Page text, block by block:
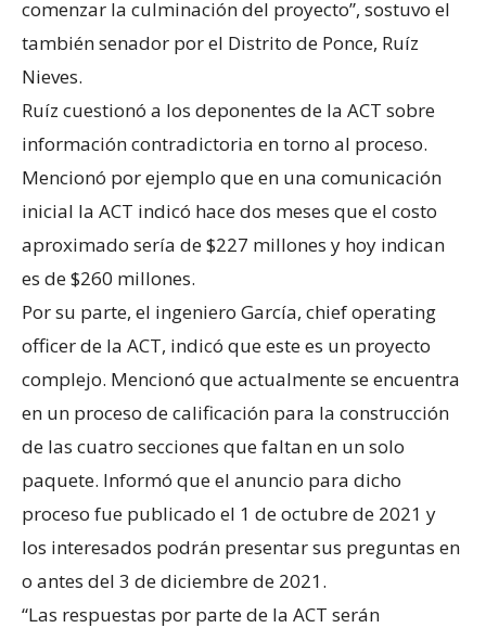
comenzar la culminación del proyecto”, sostuvo el
también senador por el Distrito de Ponce, Ruíz
Nieves.
Ruíz cuestionó a los deponentes de la ACT sobre
información contradictoria en torno al proceso.
Mencionó por ejemplo que en una comunicación
inicial la ACT indicó hace dos meses que el costo
aproximado sería de $227 millones y hoy indican
es de $260 millones.
Por su parte, el ingeniero García, chief operating
officer de la ACT, indicó que este es un proyecto
complejo. Mencionó que actualmente se encuentra
en un proceso de calificación para la construcción
de las cuatro secciones que faltan en un solo
paquete. Informó que el anuncio para dicho
proceso fue publicado el 1 de octubre de 2021 y
los interesados podrán presentar sus preguntas en
o antes del 3 de diciembre de 2021.
“Las respuestas por parte de la ACT serán